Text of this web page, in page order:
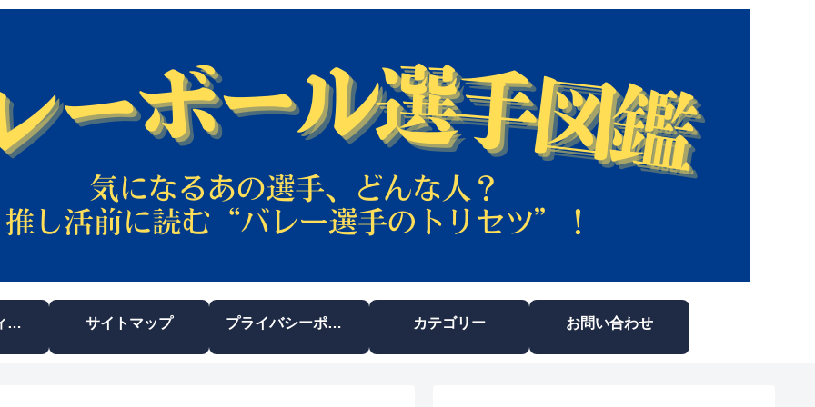
運営者プロフィール サイトマップ プライバシーポリシー カテゴリー お問い合わせ